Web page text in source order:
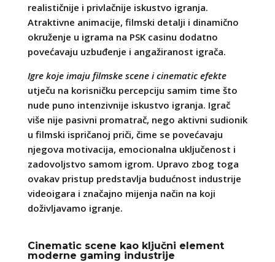
realističnije i privlačnije iskustvo igranja.
Atraktivne animacije, filmski detalji i dinamično
okruženje u igrama na PSK casinu dodatno
povećavaju uzbuđenje i angažiranost igrača.
Igre koje imaju filmske scene i cinematic efekte
utječu na korisničku percepciju samim time što
nude puno intenzivnije iskustvo igranja. Igrač
više nije pasivni promatrač, nego aktivni sudionik
u filmski ispričanoj priči, čime se povećavaju
njegova motivacija, emocionalna uključenost i
zadovoljstvo samom igrom. Upravo zbog toga
ovakav pristup predstavlja budućnost industrije
videoigara i značajno mijenja način na koji
doživljavamo igranje.
Cinematic scene kao ključni element
moderne gaming industrije